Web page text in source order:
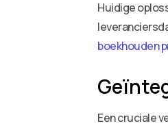
Huidige
boekhouden
Een cruciale